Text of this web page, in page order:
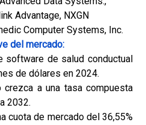
Advantage, NXGN
Computer Systems, Inc.
del mercado:
software de salud conductual
de dólares en 2024.
a una tasa compuesta
2032.
cuota de mercado del 36,55%